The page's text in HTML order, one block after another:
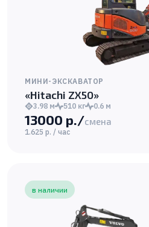
МИНИ-ЭКСКАВАТОР
«Hitachi ZX50»
3.98 м 510 кг 0.6 м
13000 р./смена
1.625 р. / час
в наличии